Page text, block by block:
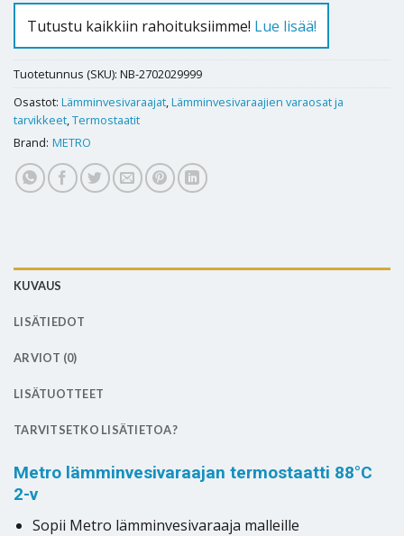
Tutustu kaikkiin rahoituksiimme! Lue lisää!
Tuotetunnus (SKU): NB-2702029999
Osastot: Lämminvesivaraajat,Lämminvesivaraajien varaosat ja
tarvikkeet,Termostaatit
Brand: METRO
KUVAUS
LISÄTIEDOT
ARVIOT (0)
LISÄTUOTTEET
TARVITSETKO LISÄTIETOA?
Metro lämminvesivaraajan termostaatti 88°C
2-v
Sopii Metro lämminvesivaraaja malleille